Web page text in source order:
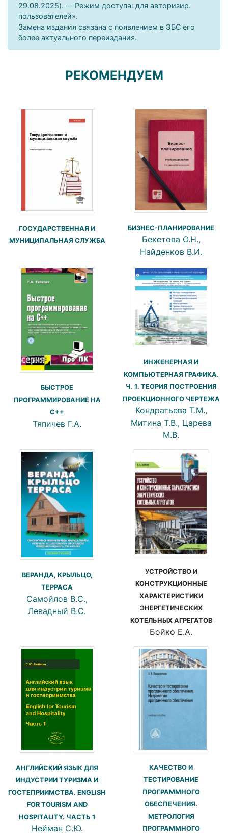
29.08.2025). — Режим доступа: для авторизир.
пользователей».
Замена издания связана с появлением в ЭБС его
более актуального переиздания.
РЕКОМЕНДУЕМ
ГОСУДАРСТВЕННАЯ И
МУНИЦИПАЛЬНАЯ СЛУЖБА
БИЗНЕС-ПЛАНИРОВАНИЕ
Бекетова О.Н.,
Найденков В.И.
БЫСТРОЕ
ПРОГРАММИРОВАНИЕ НА
С++
Тяпичев Г.А.
ИНЖЕНЕРНАЯ И
КОМПЬЮТЕРНАЯ ГРАФИКА.
Ч. 1. ТЕОРИЯ ПОСТРОЕНИЯ
ПРОЕКЦИОННОГО ЧЕРТЕЖА
Кондратьева Т.М.,
Митина Т.В., Царева
М.В.
ВЕРАНДА, КРЫЛЬЦО,
ТЕРРАСА
Самойлов В.С.,
Левадный В.С.
УСТРОЙСТВО И
КОНСТРУКЦИОННЫЕ
ХАРАКТЕРИСТИКИ
ЭНЕРГЕТИЧЕСКИХ
КОТЕЛЬНЫХ АГРЕГАТОВ
Бойко Е.А.
АНГЛИЙСКИЙ ЯЗЫК ДЛЯ
ИНДУСТРИИ ТУРИЗМА И
ГОСТЕПРИИМСТВА. ENGLISH
FOR TOURISM AND
HOSPITALITY. ЧАСТЬ 1
Нейман С.Ю.
КАЧЕСТВО И
ТЕСТИРОВАНИЕ
ПРОГРАММНОГО
ОБЕСПЕЧЕНИЯ.
МЕТРОЛОГИЯ
ПРОГРАММНОГО